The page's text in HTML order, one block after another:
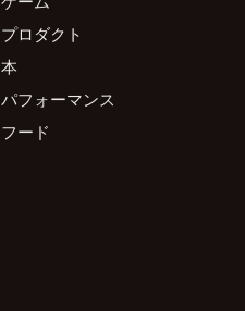
プロダクト
本
パフォーマンス
フード